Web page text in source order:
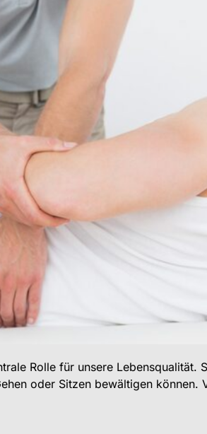
Rolle für unsere Lebensqualität.
oder Sitzen bewältigen können.